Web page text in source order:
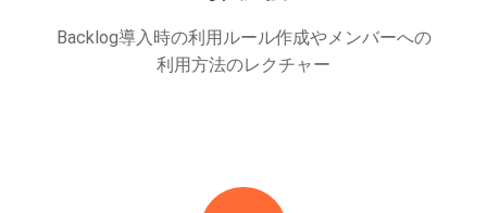
Backlog導入時の利用ルール作成やメンバーへの
利用方法のレクチャー